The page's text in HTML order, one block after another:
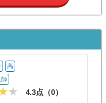
高
4.3点（0）